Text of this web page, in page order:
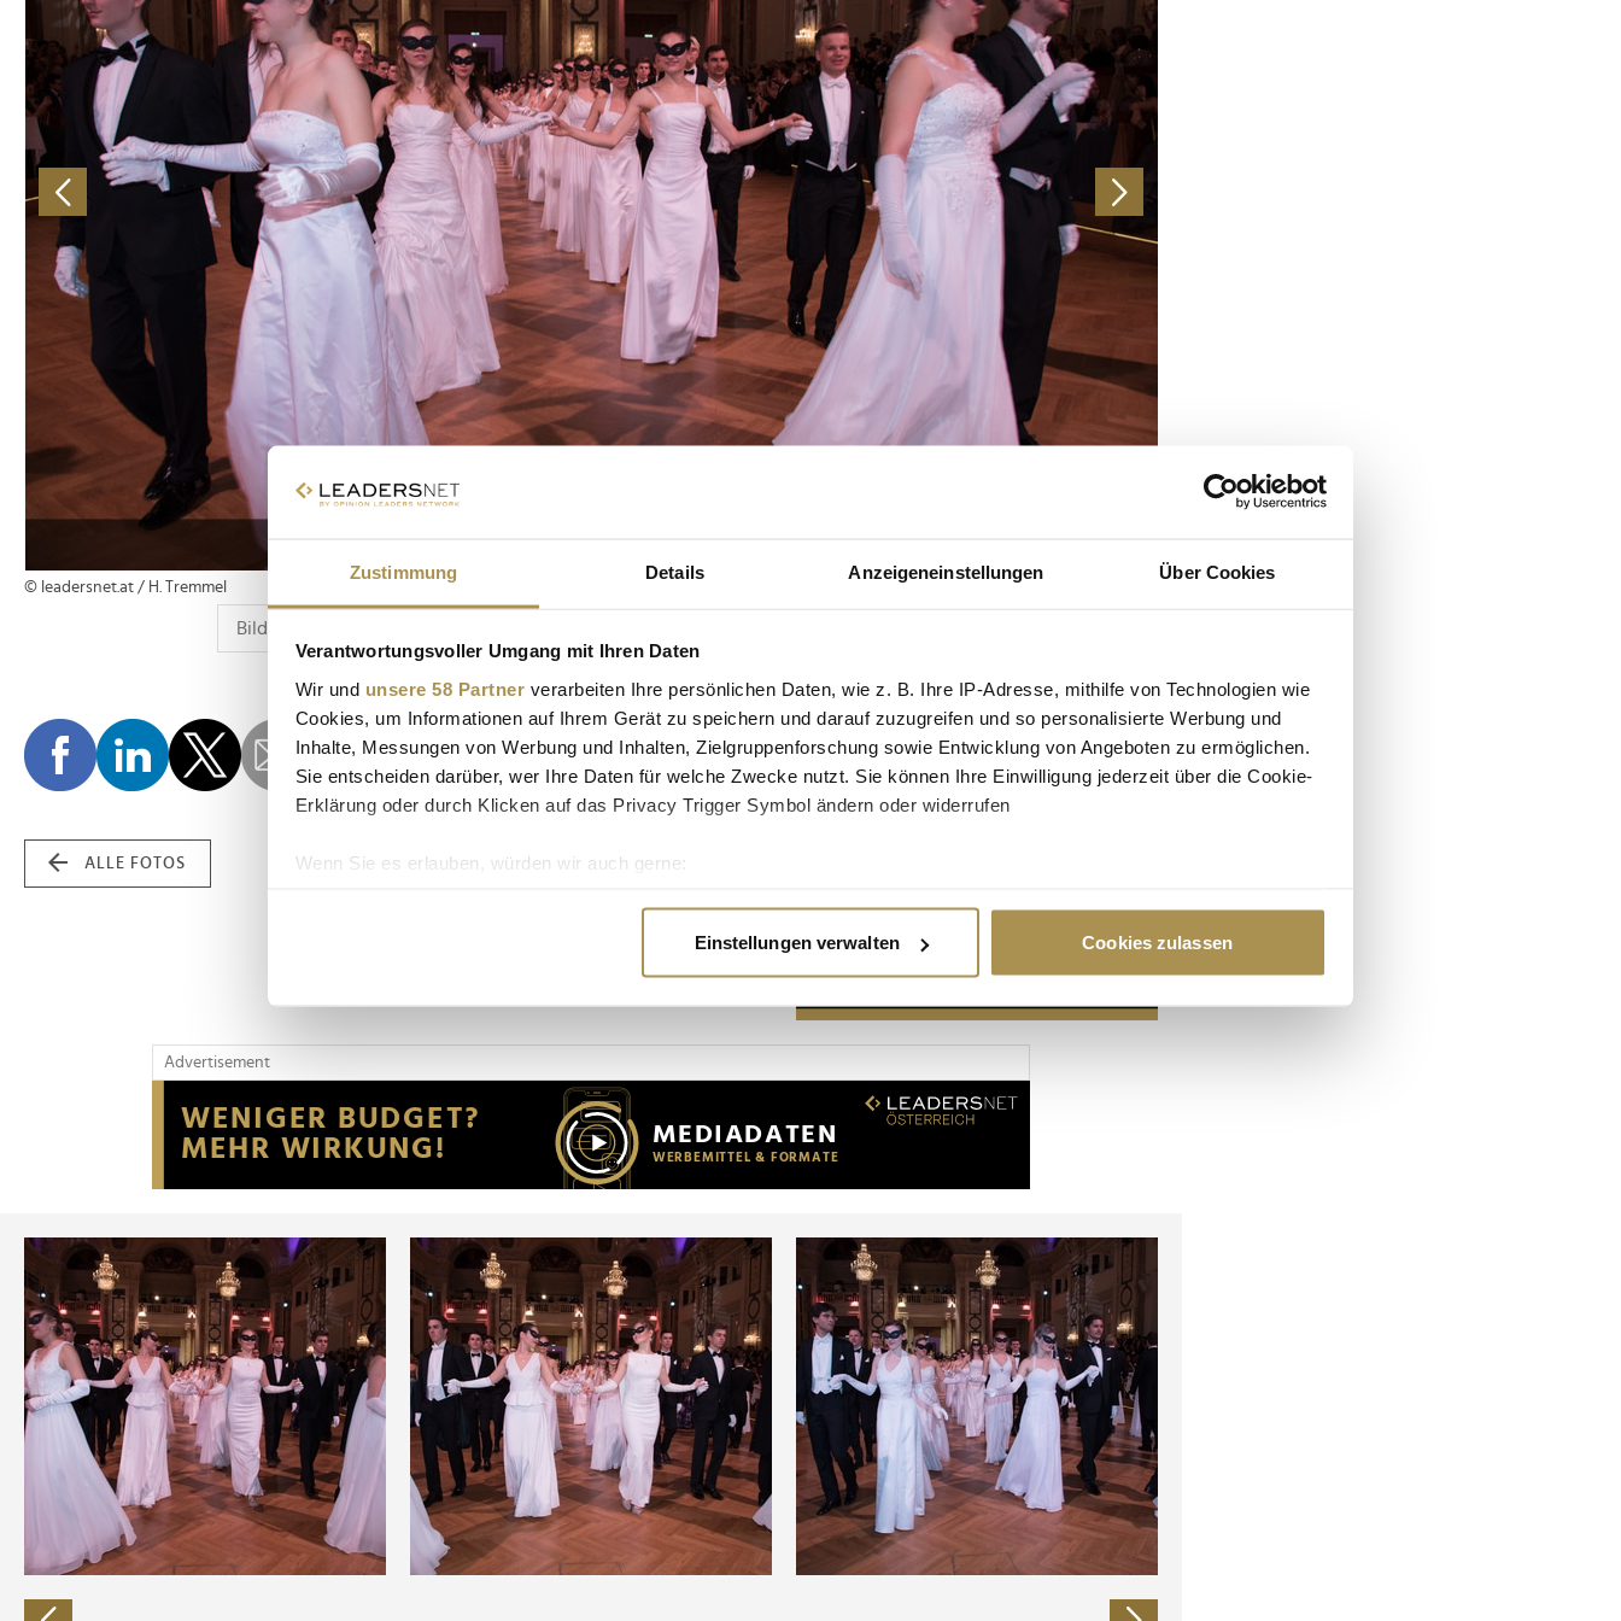
Zustimmung Details Anzeigeneinstellungen Über Cookies
Verantwortungsvoller Umgang mit Ihren Daten
Wir und unsere 58 Partner verarbeiten Ihre persönlichen Daten, wie z. B. Ihre IP-Adresse, mithilfe von Technologien wie
Cookies, um Informationen auf Ihrem Gerät zu speichern und darauf zuzugreifen und so personalisierte Werbung und
Inhalte, Messungen von Werbung und Inhalten, Zielgruppenforschung sowie Entwicklung von Angeboten zu ermöglichen.
Sie entscheiden darüber, wer Ihre Daten für welche Zwecke nutzt. Sie können Ihre Einwilligung jederzeit über die Cookie-
Erklärung oder durch Klicken auf das Privacy Trigger Symbol ändern oder widerrufen
Wenn Sie es erlauben, würden wir auch gerne:
Erfahren Sie mehr darüber, wie Ihre persönlichen Daten verarbeitet werden, und legen Sie Ihre Präferenzen im
Wir verwenden Cookies, um Inhalte und Anzeigen zu personalisieren, Funktionen für soziale Medien anbieten zu können
Website an unsere Partner für soziale Medien, Werbung und Analysen weiter. Unsere Partner führen diese Informationen
möglicherweise mit weiteren Daten zusammen, die Sie ihnen bereitgestellt haben oder die sie im Rahmen Ihrer Nutzung
der Dienste gesammelt haben.
Einstellungen verwalten Cookies zulassen
© leadersnet.at / H. Tremmel
ALLE FOTOS
Advertisement
Advertisement